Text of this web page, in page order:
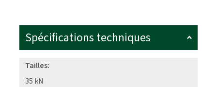
Spécifications techniques
Tailles:
35 kN